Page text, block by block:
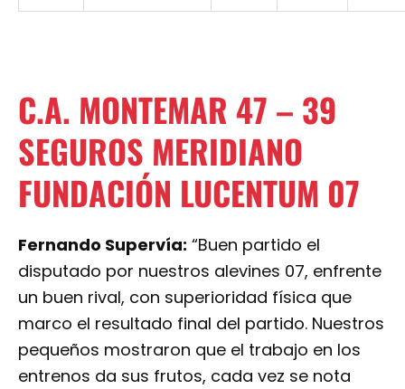
C.A. MONTEMAR 47 – 39
SEGUROS MERIDIANO
FUNDACIÓN LUCENTUM 07
Fernando Supervía: “Buen partido el
disputado por nuestros alevines 07, enfrente
un buen rival, con superioridad física que
marco el resultado final del partido. Nuestros
pequeños mostraron que el trabajo en los
entrenos da sus frutos, cada vez se nota